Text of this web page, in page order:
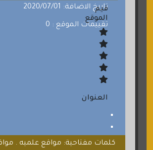
تاريخ الاضافة: 2020/07/01
تقييمات الموقع : 0
قيم
الموقع
العنوان
كلمات مفتاحية: مواقع علميه .